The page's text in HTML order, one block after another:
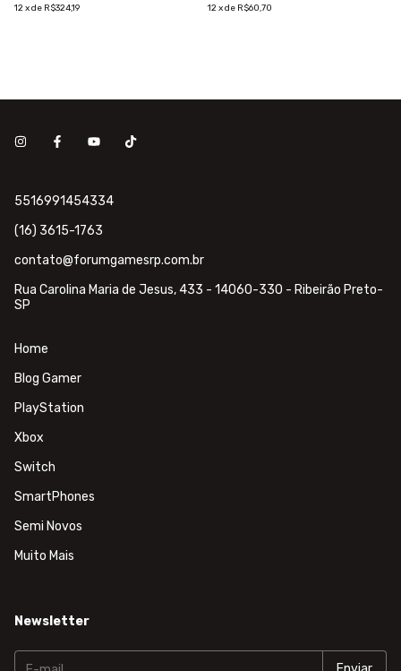
12xde R$324,19 12xde R$60,70
5516991454334
(16) 3615-1763
contato@forumgamesrp.com.br
Rua Carolina Maria de Jesus, 433 - 14060-330 - Ribeirão Preto-
SP
Home
Blog Gamer
PlayStation
Xbox
Switch
SmartPhones
Semi Novos
Muito Mais
Newsletter